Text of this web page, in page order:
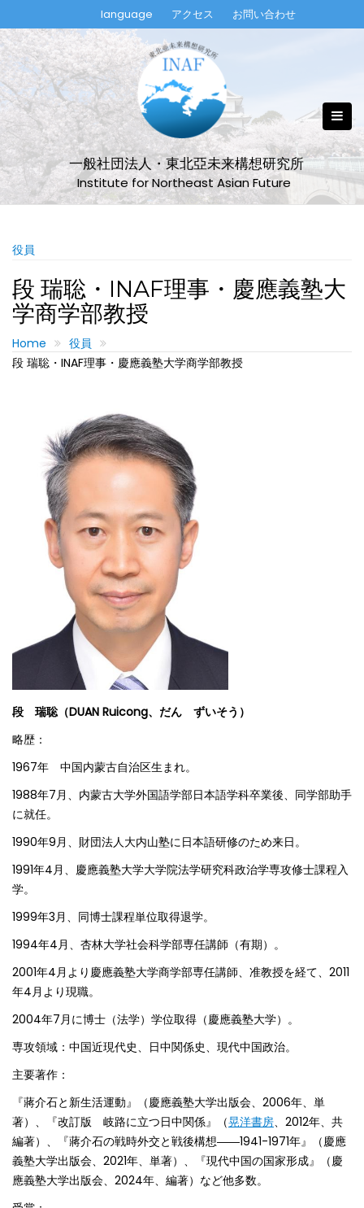
to
content
language アクセス お問い合わせ
一般社団法人・東北亞未来構想研究所
Institute for Northeast Asian Future
役員
段 瑞聡・INAF理事・慶應義塾大
学商学部教授
Home
役員
段 瑞聡・INAF理事・慶應義塾大学商学部教授
段 瑞聡（DUAN Ruicong、だん ずいそう）
略歴：
1967年 中国内蒙古自治区生まれ。
1988年7月、内蒙古大学外国語学部日本語学科卒業後、同学部助手
に就任。
1990年9月、財団法人大内山塾に日本語研修のため来日。
1991年4月、慶應義塾大学大学院法学研究科政治学専攻修士課程入
学。
1999年3月、同博士課程単位取得退学。
1994年4月、杏林大学社会科学部専任講師（有期）。
2001年4月より慶應義塾大学商学部専任講師、准教授を経て、2011
年4月より現職。
2004年7月に博士（法学）学位取得（慶應義塾大学）。
専攻領域：中国近現代史、日中関係史、現代中国政治。
主要著作：
『蔣介石と新生活運動』（慶應義塾大学出版会、2006年、単
著）、『改訂版 岐路に立つ日中関係』（晃洋書房、2012年、共
編著）、『蔣介石の戦時外交と戦後構想――1941-1971年』（慶應
義塾大学出版会、2021年、単著）、『現代中国の国家形成』（慶
應義塾大学出版会、2024年、編著）など他多数。